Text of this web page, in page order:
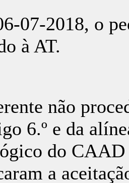
07-2018, o
à AT.
não
6.º e da
do
a